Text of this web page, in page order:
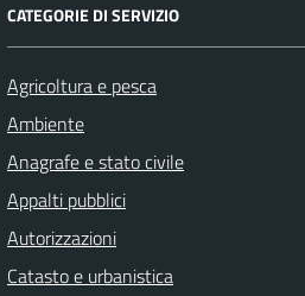
CATEGORIE DI SERVIZIO
Agricoltura e pesca
Ambiente
Anagrafe e stato civile
Appalti pubblici
Autorizzazioni
Catasto e urbanistica